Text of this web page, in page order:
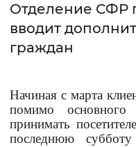
Без
Монохромный
Отделение СФР
вводит
граждан
Начиная с марта
помимо
принимать
последнюю